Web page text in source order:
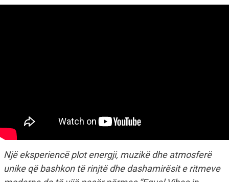
Një eksperiencë plot energji, muzikë dhe atmosferë
unike që bashkon të rinjtë dhe dashamirësit e ritmeve